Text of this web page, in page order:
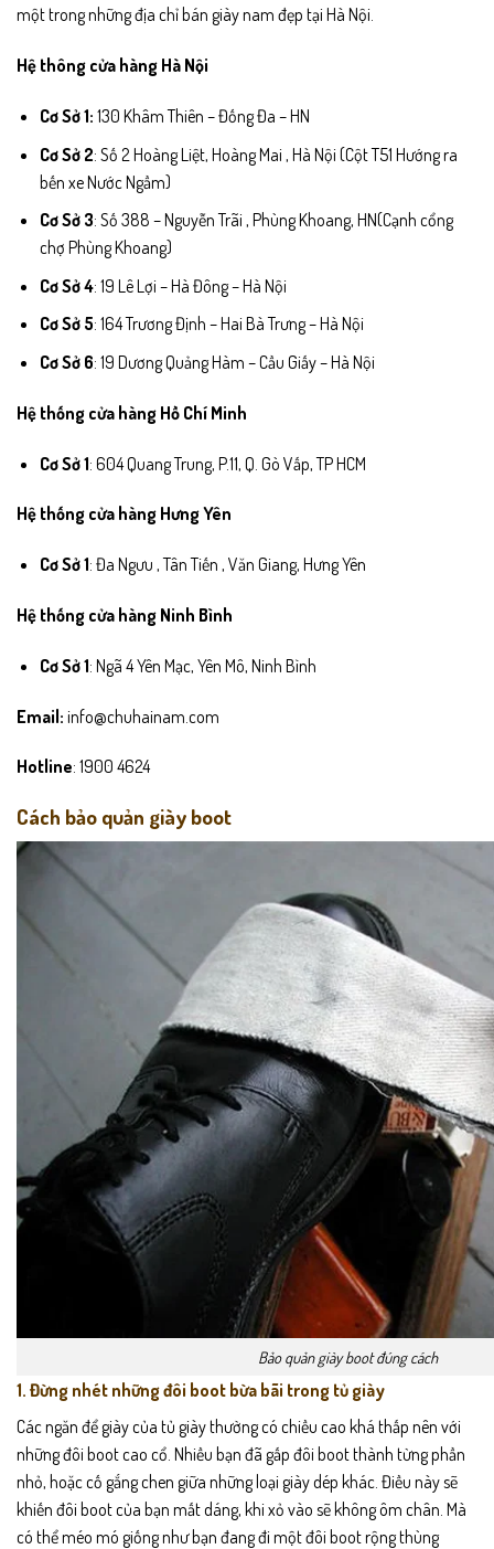
một trong những địa chỉ bán giày nam đẹp tại Hà Nội.
Hệ thông cửa hàng Hà Nội
Cơ Sở 1: 130 Khâm Thiên – Đống Đa – HN
Cơ Sở 2: Số 2 Hoàng Liệt, Hoàng Mai , Hà Nội (Cột T51 Hướng ra
bến xe Nước Ngầm)
Cơ Sở 3: Số 388 – Nguyễn Trãi , Phùng Khoang, HN(Cạnh cổng
chợ Phùng Khoang)
Cơ Sở 4: 19 Lê Lợi – Hà Đông – Hà Nội
Cơ Sở 5: 164 Trương Định – Hai Bà Trưng – Hà Nội
Cơ Sở 6: 19 Dương Quảng Hàm – Cầu Giấy – Hà Nội
Hệ thống cửa hàng Hồ Chí Minh
Cơ Sở 1: 604 Quang Trung, P.11, Q. Gò Vấp, TP HCM
Hệ thống cửa hàng Hưng Yên
Cơ Sở 1: Đa Ngưu , Tân Tiến , Văn Giang, Hưng Yên
Hệ thống cửa hàng Ninh Bình
Cơ Sở 1: Ngã 4 Yên Mạc, Yên Mô, Ninh Bình
Email: info@chuhainam.com
Hotline: 1900 4624
Cách bảo quản giày boot
Bảo quản giày boot đúng cách
1. Đừng nhét những đôi boot bừa bãi trong tủ giày
Các ngăn để giày của tủ giày thường có chiều cao khá thấp nên với
những đôi boot cao cổ. Nhiều bạn đã gấp đôi boot thành từng phần
nhỏ, hoặc cố gắng chen giữa những loại giày dép khác. Điều này sẽ
khiến đôi boot của bạn mất dáng, khi xỏ vào sẽ không ôm chân. Mà
có thể méo mó giống như bạn đang đi một đôi boot rộng thùng